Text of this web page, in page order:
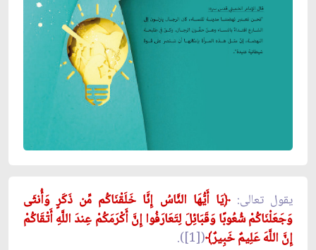
يقول تعالى:﴿يَا أَيُّهَا النَّاسُ إِنَّا خَلَقْنَاكُم مِّن ذَكَرٍ وَأُنثَى
وَجَعَلْنَاكُمْ شُعُوبًا وَقَبَائِلَ لِتَعَارَفُوا إِنَّ أَكْرَمَكُمْ عِندَ اللَّهِ أَتْقَاكُمْ
إِنَّ اللَّهَ عَلِيمٌ خَبِيرٌ﴾([1]).